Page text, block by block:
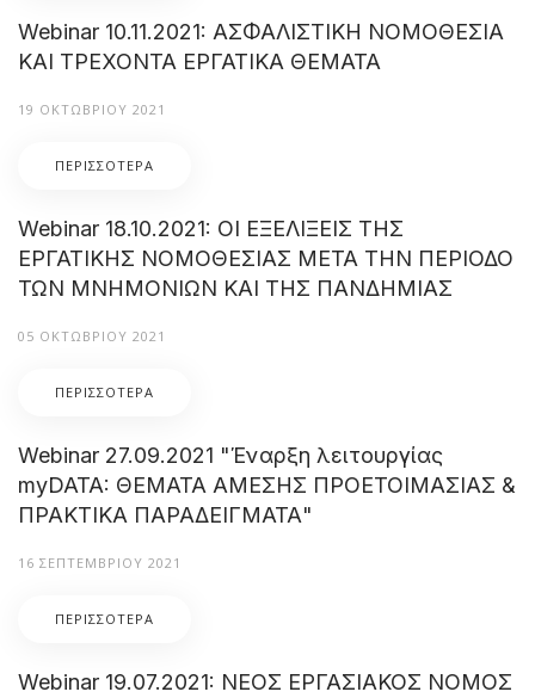
Webinar 10.11.2021: ΑΣΦΑΛΙΣΤΙΚΗ ΝΟΜΟΘΕΣΙΑ
ΚΑΙ ΤΡΕΧΟΝΤΑ ΕΡΓΑΤΙΚΑ ΘΕΜΑΤΑ
19 ΟΚΤΩΒΡΊΟΥ 2021
ΠΕΡΙΣΣΌΤΕΡΑ
Webinar 18.10.2021: ΟΙ ΕΞΕΛΙΞΕΙΣ ΤΗΣ
ΕΡΓΑΤΙΚΗΣ ΝΟΜΟΘΕΣΙΑΣ ΜΕΤΑ ΤΗΝ ΠΕΡΙΟΔΟ
ΤΩΝ ΜΝΗΜΟΝΙΩΝ ΚΑΙ ΤΗΣ ΠΑΝΔΗΜΙΑΣ
05 ΟΚΤΩΒΡΊΟΥ 2021
ΠΕΡΙΣΣΌΤΕΡΑ
Webinar 27.09.2021 "Έναρξη λειτουργίας
myDATA: ΘΕΜΑΤΑ ΑΜΕΣΗΣ ΠΡΟΕΤΟΙΜΑΣΙΑΣ &
ΠΡΑΚΤΙΚΑ ΠΑΡΑΔΕΙΓΜΑΤΑ"
16 ΣΕΠΤΕΜΒΡΊΟΥ 2021
ΠΕΡΙΣΣΌΤΕΡΑ
Webinar 19.07.2021: ΝΕΟΣ ΕΡΓΑΣΙΑΚΟΣ ΝΟΜΟΣ